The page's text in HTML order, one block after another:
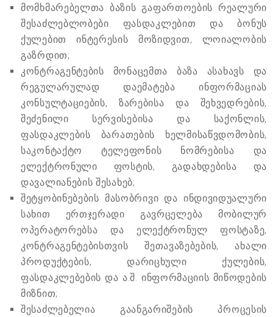
მომხმარებელთა ბაზის გაფართოების რეალური
შესაძლებლობები ფასდაკლებით და ბონუს
ქულებით ინტერესის მოზიდვით, ლოიალობის
გაზრდით;
კონტრაგენტების მონაცემთა ბაზა ასახავს და
რეგულარულად დაემატება ინფორმაციას
კონსულტაციების, ზარებისა და შეხვედრების,
შეძენილი სერვისებისა და საქონლის,
ფასდაკლების ბარათების ხელმისაწვდომობის,
საკონტაქტო ტელეფონის ნომრებისა და
ელექტრონული ფოსტის, გადახდებისა და
დავალიანების შესახებ;
შეტყობინებების მასობრივი და ინდივიდუალური
სახით ერთჯერადი გავრცელება მობილურ
ოპერატორებსა და ელექტრონულ ფოსტაზე,
კონტრაგენტებისთვის შეთავაზებების, ახალი
პროდუქტების, დარიცხული ქულების,
ფასდაკლებების და ა.შ. ინფორმაციის მიწოდების
მიზნით;
შესაძლებელია გაანგარიშების პროცესის